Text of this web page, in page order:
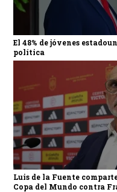
El 48% de jóvenes
política
Luis de la Fuente
Copa del Mundo contra